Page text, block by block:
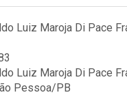
Luiz Maroja Di Pace
Luiz Maroja Di Pace
Pessoa/PB